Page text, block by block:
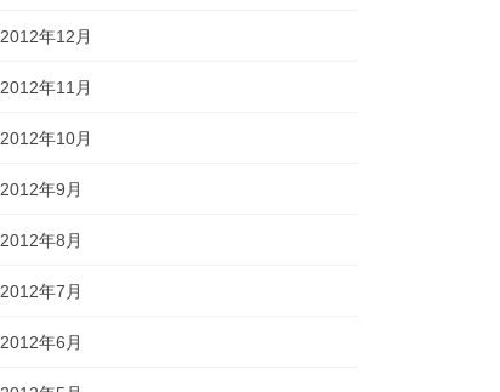
2012年12月
2012年11月
2012年10月
2012年9月
2012年8月
2012年7月
2012年6月